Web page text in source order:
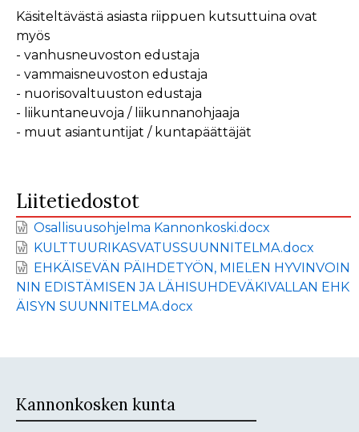
Käsiteltävästä asiasta riippuen kutsuttuina ovat
myös
- vanhusneuvoston edustaja
- vammaisneuvoston edustaja
- nuorisovaltuuston edustaja
- liikuntaneuvoja / liikunnanohjaaja
- muut asiantuntijat / kuntapäättäjät
Liitetiedostot
Osallisuusohjelma Kannonkoski.docx
KULTTUURIKASVATUSSUUNNITELMA.docx
EHKÄISEVÄN PÄIHDETYÖN, MIELEN HYVINVOIN
NIN EDISTÄMISEN JA LÄHISUHDEVÄKIVALLAN EHK
ÄISYN SUUNNITELMA.docx
Kannonkosken kunta